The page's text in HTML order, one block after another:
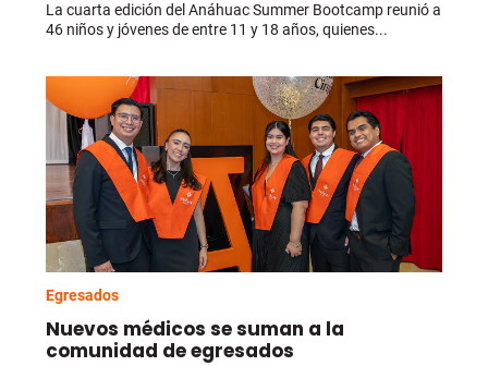
La cuarta edición del Anáhuac Summer Bootcamp reunió a
46 niños y jóvenes de entre 11 y 18 años, quienes...
Egresados
Nuevos médicos se suman a la
comunidad de egresados